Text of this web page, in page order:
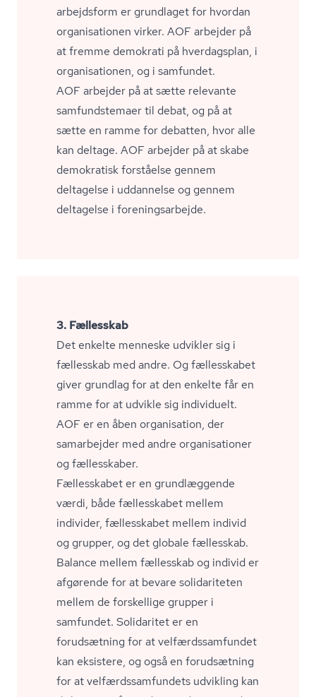
arbejdsform er grundlaget for hvordan
organisationen virker. AOF arbejder på
at fremme demokrati på hverdagsplan, i
organisationen, og i samfundet.
AOF arbejder på at sætte relevante
samfundstemaer til debat, og på at
sætte en ramme for debatten, hvor alle
kan deltage. AOF arbejder på at skabe
demokratisk forståelse gennem
deltagelse i uddannelse og gennem
deltagelse i for­e­nings­ar­bej­de.
3. Fællesskab
Det enkelte menneske udvikler sig i
fællesskab med andre. Og fællesskabet
giver grundlag for at den enkelte får en
ramme for at udvikle sig individuelt.
AOF er en åben organisation, der
samarbejder med andre organisationer
og fællesskaber.
Fællesskabet er en grundlæggende
værdi, både fællesskabet mellem
individer, fællesskabet mellem individ
og grupper, og det globale fællesskab.
Balance mellem fællesskab og individ er
afgørende for at bevare solidariteten
mellem de forskellige grupper i
samfundet. Solidaritet er en
forudsætning for at vel­færds­sam­fun­det
kan eksistere, og også en forudsætning
for at vel­færds­sam­fun­dets udvikling kan